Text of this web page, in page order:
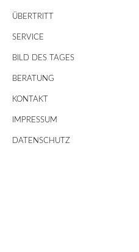
ÜBERTRITT
SERVICE
BILD DES TAGES
BERATUNG
KONTAKT
IMPRESSUM
DATENSCHUTZ